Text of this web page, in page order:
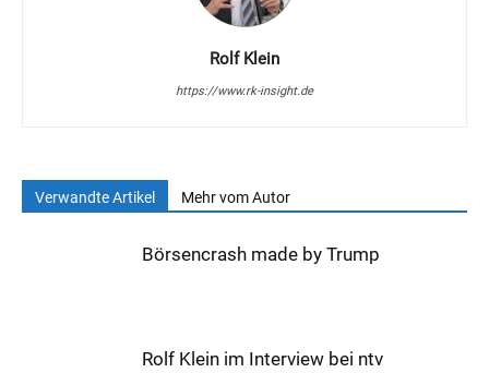
Rolf Klein
https://www.rk-insight.de
Verwandte Artikel Mehr vom Autor
Börsencrash made by Trump
Rolf Klein im Interview bei ntv